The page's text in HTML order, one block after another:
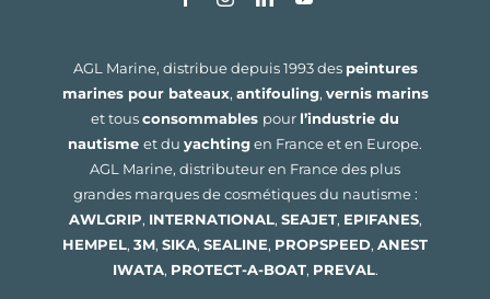
AGL Marine, distribue depuis 1993 des peintures
marines pour bateaux, antifouling, vernis marins
et tousconsommables pour l’industrie du
nautisme et du yachtingen France et en Europe.
AGL Marine, distributeur en France des plus
grandes marques de cosmétiques du nautisme :
AWLGRIP, INTERNATIONAL, SEAJET, EPIFANES,
HEMPEL, 3M, SIKA, SEALINE, PROPSPEED, ANEST
IWATA, PROTECT-A-BOAT, PREVAL.